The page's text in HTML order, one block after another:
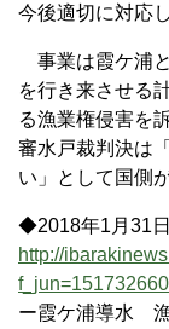
今後適切に対応
事業は霞ケ浦
を行き来させる
る漁業権侵害を
審水戸裁判決は
い」として国側
◆2018年1月31
http://
ー霞ケ浦導水